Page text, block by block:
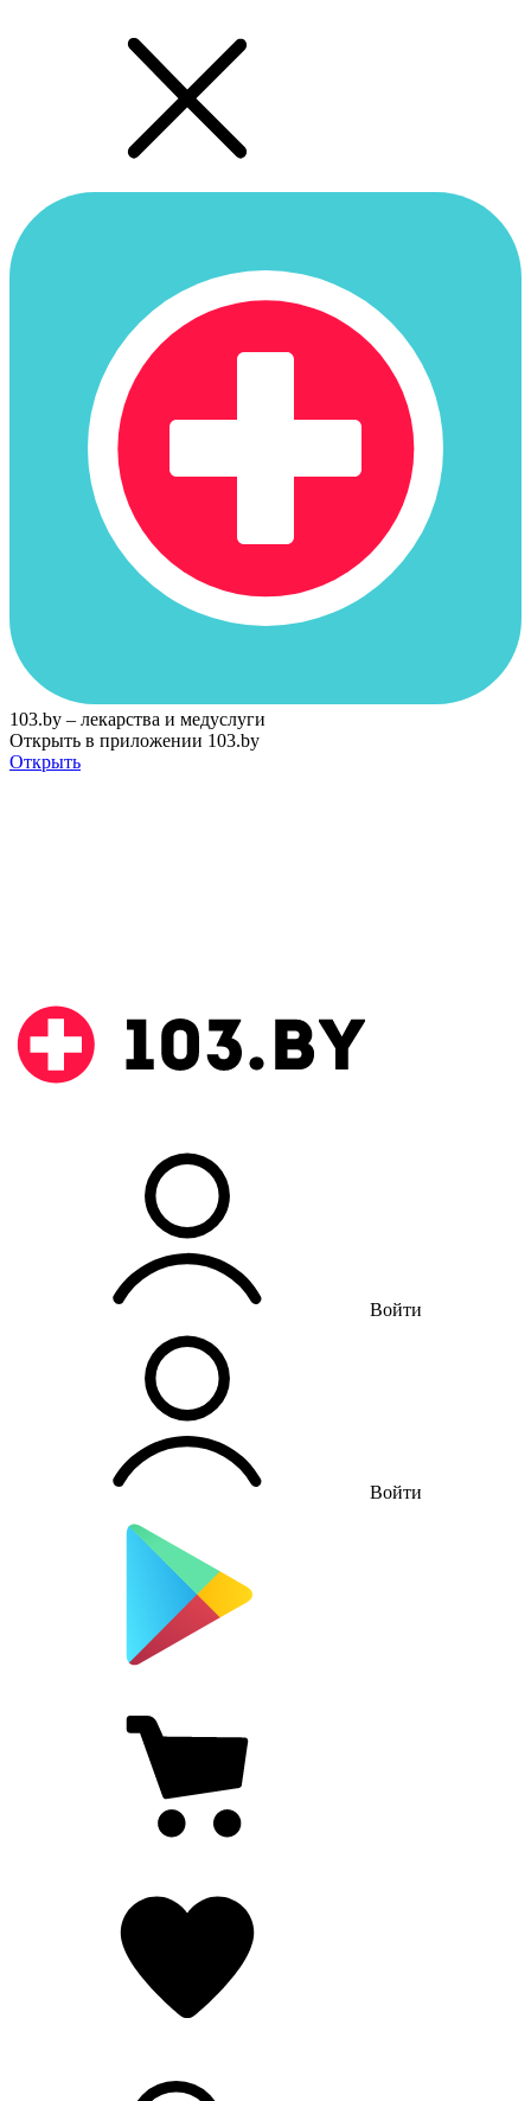
103.by – лекарства и медуслуги
Открыть в приложении 103.by
Открыть
Войти
Войти